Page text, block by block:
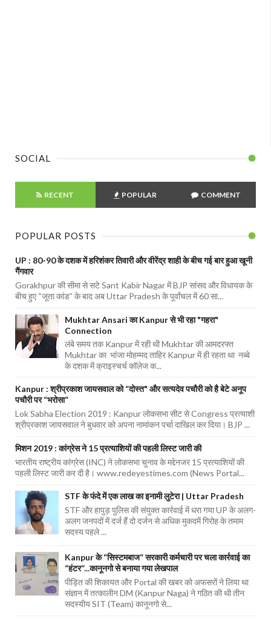
SOCIAL
RECENT POPULAR COMMENT
POPULAR POSTS
UP : 80-90 के दशक में हरिशंकर तिवारी और वीरेंद्र शाही के बीच गई बार हुआ खूनी
गैंगवार
Gorakhpur की सीमा से सटे Sant Kabir Nagar में BJP सांसद और विधायक के
बीच हुए “जूता कांड” के बाद अब Uttar Pradesh के पूर्वांचल में 60 सा...
Mukhtar Ansari का Kanpur से भी रहा "गहरा"
Connection
लंबे समय तक Kanpur में रही थी Mukhtar की आमदरफ्त
Mukhtar का भांजा मोहम्मद ताहिर Kanpur में ही रहता था नब्बे
के दशक में क्राइस्चर्च कॉलेज क...
Kanpur : श्रीप्रकाश जायसवाल को “दोस्त" और सत्यदेव पचौरी को है बेटे अनूप
पचौरी पर “भरोसा”
Lok Sabha Election 2019 : Kanpur लोकसभा सीट से Congress प्रत्याशी
श्रीप्रकाश जायसवाल ने बुधवार को अपना नामांकन पर्चा दाखिल कर दिया। BJP ...
मिशन 2019 : कांग्रेस ने 15 प्रत्याशियों की पहली लिस्ट जारी की
भारतीय राष्ट्रीय कांग्रेस (INC) ने लोकसभा चुनाव के मद्देनजर 15 प्रत्याशियों की
पहली लिस्ट जारी कर दी है। www.redeyestimes.com (News Portal...
STF के फंदे में एक लाख का इनामी लुटेरा | Uttar Pradesh
STF और हापुड़ पुलिस की संयुक्त कार्रवाई में धरा गया UP के अलग-
अलग जनपदों में दर्ज हैं दो दर्जन से अधिक मुकदमें गिरोह के तमाम
सदस्य पहले ...
Kanpur के “सिस्टमबाज” सरकारी कर्मचारी पर चला कार्रवाई का
“हंटर”...कानूनगो से बनाया गया लेखपाल
पीड़ित की शिकायत और Portal की खबर को अफसरों ने लिया था
संज्ञान में तत्कालीन DM (Kanpur Naga) ने गठित की थी तीन
सदस्यीय SIT (Team) कानूनगो से...